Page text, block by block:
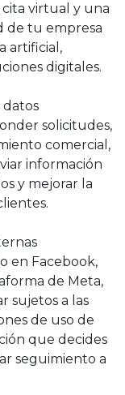
virtual y una
de tu empresa
artificial,
digitales.
datos
solicitudes,
comercial,
información
y mejorar la
en Facebook,
de Meta,
sujetos a las
de uso de
que decides
seguimiento a